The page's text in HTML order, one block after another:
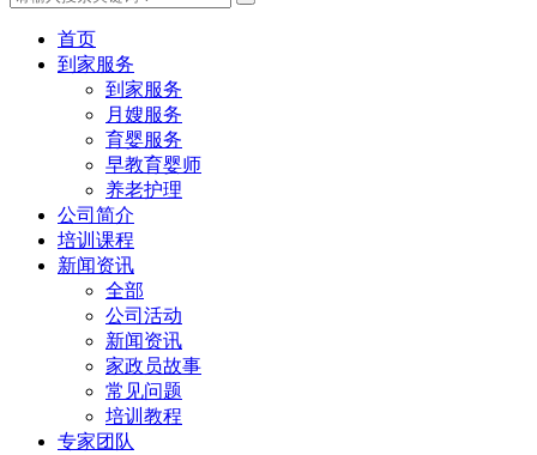
首页
到家服务
到家服务
月嫂服务
育婴服务
早教育婴师
养老护理
公司简介
培训课程
新闻资讯
全部
公司活动
新闻资讯
家政员故事
常见问题
培训教程
专家团队